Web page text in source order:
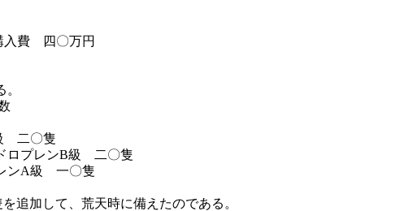
入費 四〇万円
二〇隻
ロプレンB級 二〇隻
ンA級 一〇隻
追加して、荒天時に備えたのである。